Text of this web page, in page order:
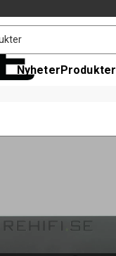
NyheterProdukter